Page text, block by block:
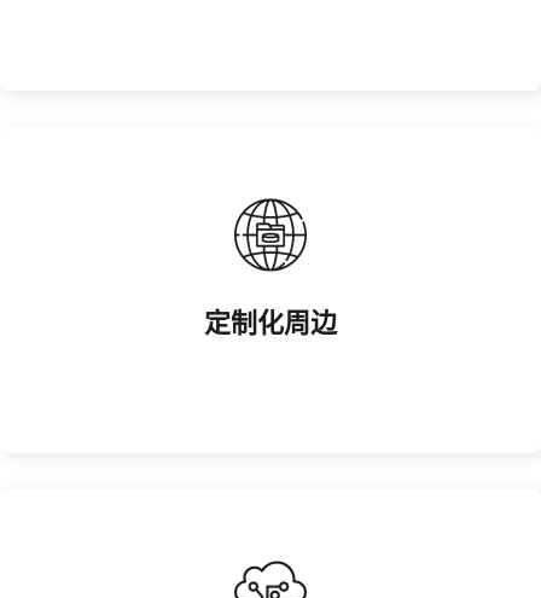
定制化周边
提供从设计到生产的一站式定制服务，满足品牌与粉丝个